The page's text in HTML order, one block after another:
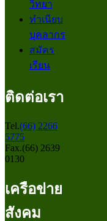
วิทยา
ทำเนียบ
บุคลากร
สมัคร
เรียน
ติดต่อเรา
Tel.(66) 2266
5775
Fax.(66) 2639
0130
เครือข่าย
สังคม